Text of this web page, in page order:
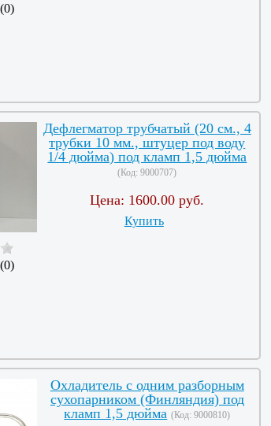
Дефлегматор трубчатый (20 см., 4
трубки 10 мм., штуцер под воду
1/4 дюйма) под кламп 1,5 дюйма
(Код:9000707)
Цена: 1600.00 руб.
Купить
Охладитель с одним разборным
сухопарником (Финляндия) под
кламп 1,5 дюйма (Код:9000810)